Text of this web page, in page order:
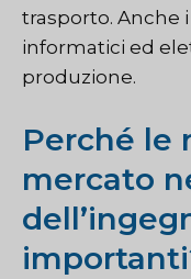
trasporto. Anche
informatici ed
produzione.
Perché le
mercato